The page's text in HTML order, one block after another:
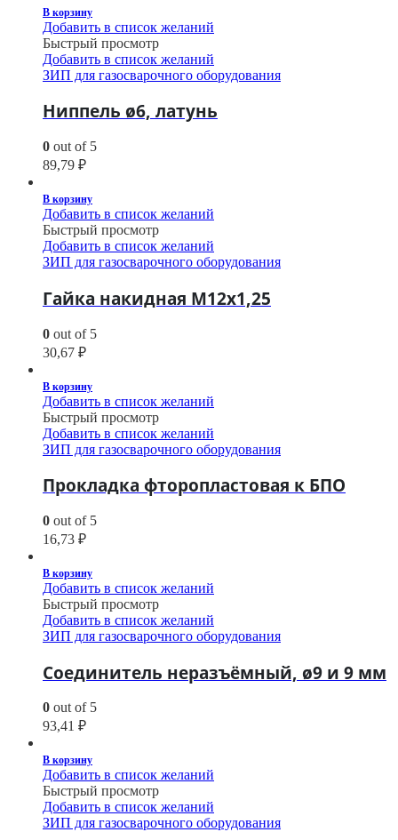
В корзину
Добавить в список желаний
Быстрый просмотр
Добавить в список желаний
ЗИП для газосварочного оборудования
Ниппель ø6, латунь
0 out of 5
89,79 ₽
В корзину
Добавить в список желаний
Быстрый просмотр
Добавить в список желаний
ЗИП для газосварочного оборудования
Гайка накидная М12х1,25
0 out of 5
30,67 ₽
В корзину
Добавить в список желаний
Быстрый просмотр
Добавить в список желаний
ЗИП для газосварочного оборудования
Прокладка фторопластовая к БПО
0 out of 5
16,73 ₽
В корзину
Добавить в список желаний
Быстрый просмотр
Добавить в список желаний
ЗИП для газосварочного оборудования
Соединитель неразъёмный, ø9 и 9 мм
0 out of 5
93,41 ₽
В корзину
Добавить в список желаний
Быстрый просмотр
Добавить в список желаний
ЗИП для газосварочного оборудования